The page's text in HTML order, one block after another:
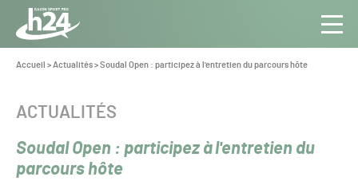
Panneau de gestion des cookies
Aller au contenu
Toute
l’info
Pro
Vous
Accueil >Actualités>Soudal Open : participez à l'entretien du parcours hôte
Soudal Open : participez à l'entretien du
parcours hôte
CATÉGORIE :
ACTUALITÉS